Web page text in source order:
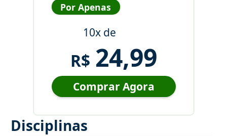
Por Apenas
10x de
R$ 24,99
Comprar Agora
Disciplinas